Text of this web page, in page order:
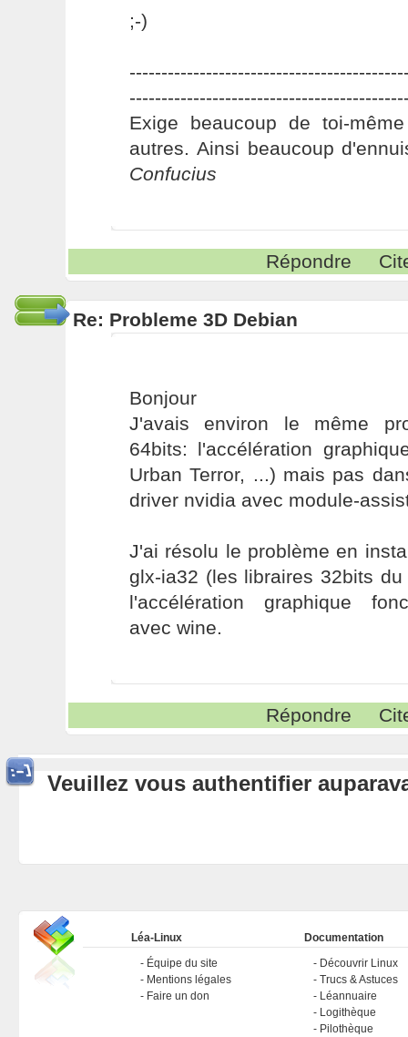
;-)
Exige beaucoup de toi-
autres. Ainsi beaucoup
Confucius
Répondre
Re: Probleme 3D Debian
Bonjour
J'avais environ le même
64bits: l'accélération
Urban Terror, ...) mais pas
driver nvidia avec module-
J'ai résolu le problème en
glx-ia32 (les libraires 32bits
l'accélération graphique
avec wine.
Répondre
Veuillez vous authentifier
Léa-Linux
Équipe du site
Mentions légales
Faire un don
Documentation
Découvrir Linux
Trucs & Astuces
Léannuaire
Logithèque
Pilothèque